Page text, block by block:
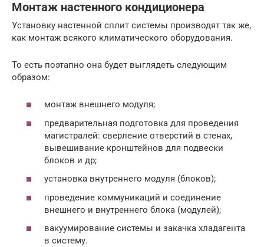
Монтаж настенного кондиционера
Установку настенной сплит системы производят так же,
как монтаж всякого климатического оборудования.
То есть поэтапно она будет выглядеть следующим
образом:
монтаж внешнего модуля;
предварительная подготовка для проведения
магистралей: сверление отверстий в стенах,
вывешивание кронштейнов для подвески
блоков и др;
установка внутреннего модуля (блоков);
проведение коммуникаций и соединение
внешнего и внутреннего блока (модулей);
вакуумирование системы и закачка хладагента
в систему.